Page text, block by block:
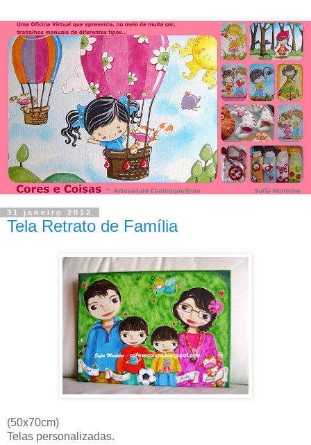
31 janeiro 2012
Tela Retrato de Família
(50x70cm)
Telas personalizadas.